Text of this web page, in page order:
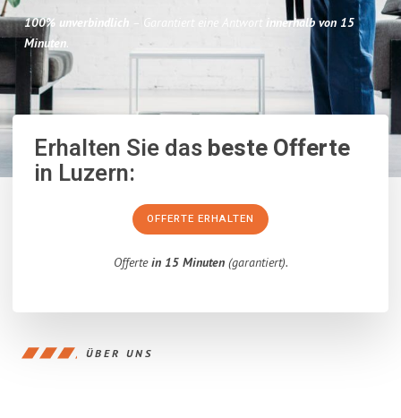
100% unverbindlich – Garantiert eine Antwort
innerhalb von 15
Minuten.
Erhalten Sie dasbeste Offerte
in Luzern:
OFFERTE ERHALTEN
Offertein 15 Minuten(garantiert).
ÜBER UNS